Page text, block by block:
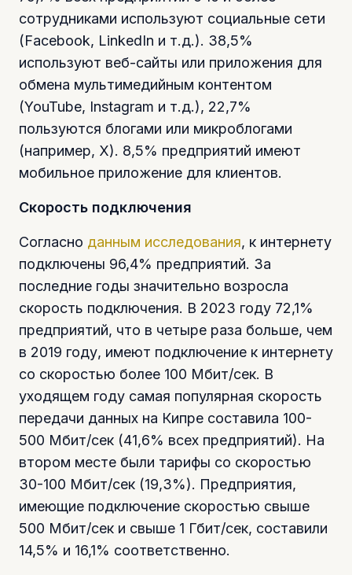
сотрудниками используют социальные сети
(Facebook, LinkedIn и т.д.). 38,5%
используют веб-сайты или приложения для
обмена мультимедийным контентом
(YouTube, Instagram и т.д.), 22,7%
пользуются блогами или микроблогами
(например, Х). 8,5% предприятий имеют
мобильное приложение для клиентов.
Скорость подключения
Согласно данным исследования, к интернету
подключены 96,4% предприятий. За
последние годы значительно возросла
скорость подключения. В 2023 году 72,1%
предприятий, что в четыре раза больше, чем
в 2019 году, имеют подключение к интернету
со скоростью более 100 Мбит/сек. В
уходящем году самая популярная скорость
передачи данных на Кипре составила 100-
500 Мбит/сек (41,6% всех предприятий). На
втором месте были тарифы со скоростью
30-100 Мбит/сек (19,3%). Предприятия,
имеющие подключение скоростью свыше
500 Мбит/сек и свыше 1 Гбит/сек, составили
14,5% и 16,1% соответственно.